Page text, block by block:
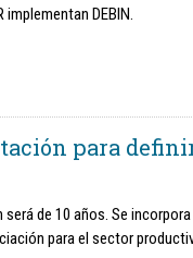
implementan DEBIN.
para
de 10 años. Se
para el sector